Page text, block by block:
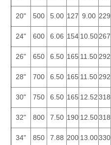
20" 500 5.00 127 9.00 229
24" 600 6.06 154 10.50 267
26" 650 6.50 165 11.50 292
28" 700 6.50 165 11.50 292
30" 750 6.50 165 12.52 318
32" 800 7.50 190 12.50318
34" 850 7.88 200 13.00330